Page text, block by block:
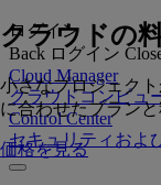
ログイン
Back ログイン
Cloud Manager
クラウドコンピュ
Control Center
セキュリティおよ
クラウドの
小さなプロジェク
に合わせたプラン
価格を見る